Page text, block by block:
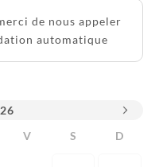
de nous appeler
automatique
V S D